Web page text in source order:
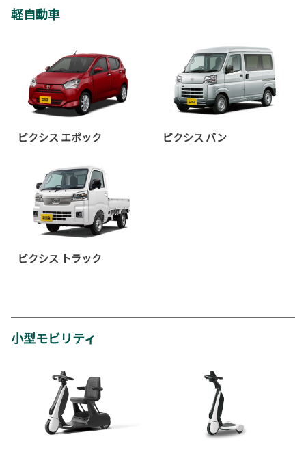
軽自動車
ピクシス エポック ピクシス バン
ピクシス トラック
小型モビリティ